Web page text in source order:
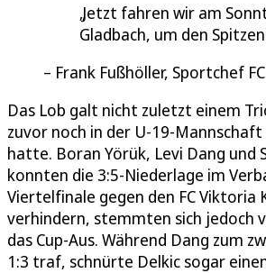
Jetzt fahren wir am
Gladbach, um den
Frank Fußhöller, Sportchef
Das Lob galt nicht zuletzt einem
zuvor noch in der U-19-
hatte. Boran Yörük, Levi Dang und
konnten die 3:5-Niederlage im
Viertelfinale gegen den FC Viktoria
verhindern, stemmten sich jedoch
das Cup-Aus. Während Dang zum
1:3 traf, schnürte Delkic sogar